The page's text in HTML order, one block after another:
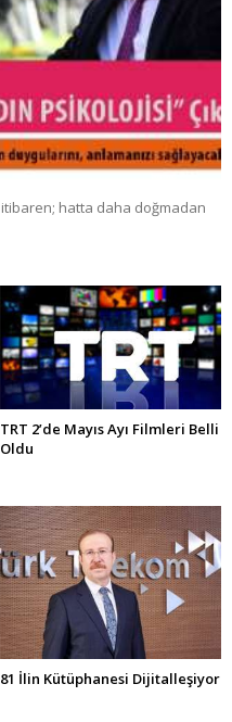
hatta daha doğmadan
TRT 2’de Mayıs Ayı Filmleri Belli
Oldu
81 İlin Kütüphanesi Dijitalleşiyor